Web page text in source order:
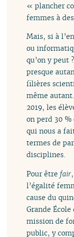
« plancher
femmes à
Mais, si à
ou
qu’on y peut
presque
filières
même
2019, les
on perd 30 %
qui nous a
termes de
disciplines.
Pour être fair
l’égalité
cause du
Grande
mission de
public, y